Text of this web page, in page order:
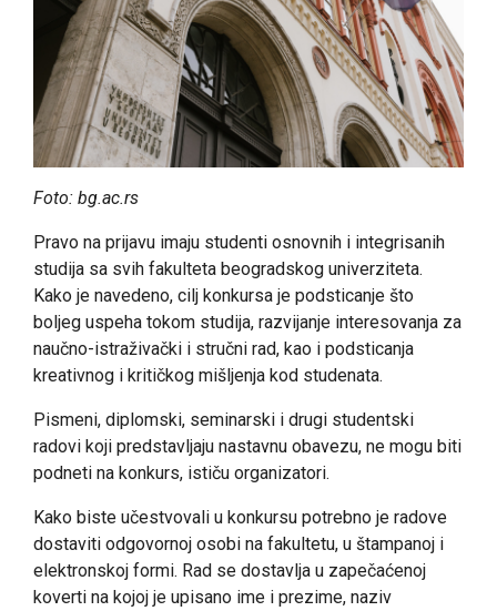
Foto: bg.ac.rs
Pravo na prijavu imaju studenti osnovnih i integrisanih
studija sa svih fakulteta beogradskog univerziteta.
Kako je navedeno, cilj konkursa je podsticanje što
boljeg uspeha tokom studija, razvijanje interesovanja za
naučno-istraživački i stručni rad, kao i podsticanja
kreativnog i kritičkog mišljenja kod studenata.
Pismeni, diplomski, seminarski i drugi studentski
radovi koji predstavljaju nastavnu obavezu, ne mogu biti
podneti na konkurs, ističu organizatori.
Kako biste učestvovali u konkursu potrebno je radove
dostaviti odgovornoj osobi na fakultetu, u štampanoj i
elektronskoj formi. Rad se dostavlja u zapečaćenoj
koverti na kojoj je upisano ime i prezime, naziv